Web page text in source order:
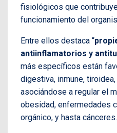
fisiológicos que
funcionamiento del
Entre ellos destaca “
antiinflamatorios y
más específicos están
digestiva, inmune,
asociándose a regular el
obesidad, enfermedades
orgánico, y hasta cánceres.